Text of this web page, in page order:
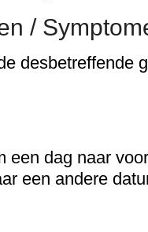
/
desbetreffende
een dag naar
een andere